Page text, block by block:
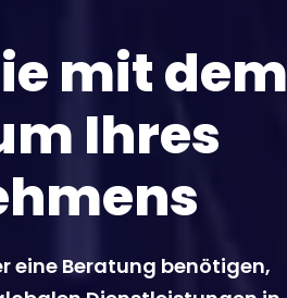
mit dem
Ihres
eine Beratung benötigen,